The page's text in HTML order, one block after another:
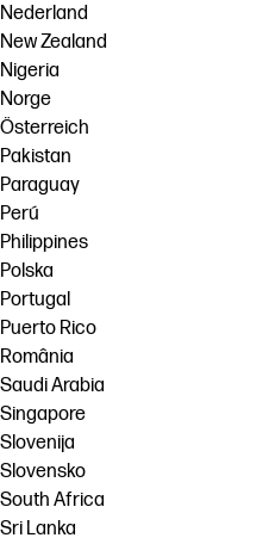
Nederland
New Zealand
Nigeria
Norge
Österreich
Pakistan
Paraguay
Perú
Philippines
Polska
Portugal
Puerto Rico
România
Saudi Arabia
Singapore
Slovenija
Slovensko
South Africa
Sri Lanka